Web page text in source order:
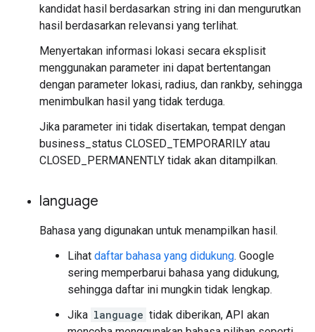
kandidat hasil berdasarkan string ini dan mengurutkan
hasil berdasarkan relevansi yang terlihat.
Menyertakan informasi lokasi secara eksplisit
menggunakan parameter ini dapat bertentangan
dengan parameter lokasi, radius, dan rankby, sehingga
menimbulkan hasil yang tidak terduga.
Jika parameter ini tidak disertakan, tempat dengan
business_status CLOSED_TEMPORARILY atau
CLOSED_PERMANENTLY tidak akan ditampilkan.
language
Bahasa yang digunakan untuk menampilkan hasil.
Lihat daftar bahasa yang didukung. Google
sering memperbarui bahasa yang didukung,
sehingga daftar ini mungkin tidak lengkap.
Jika language tidak diberikan, API akan